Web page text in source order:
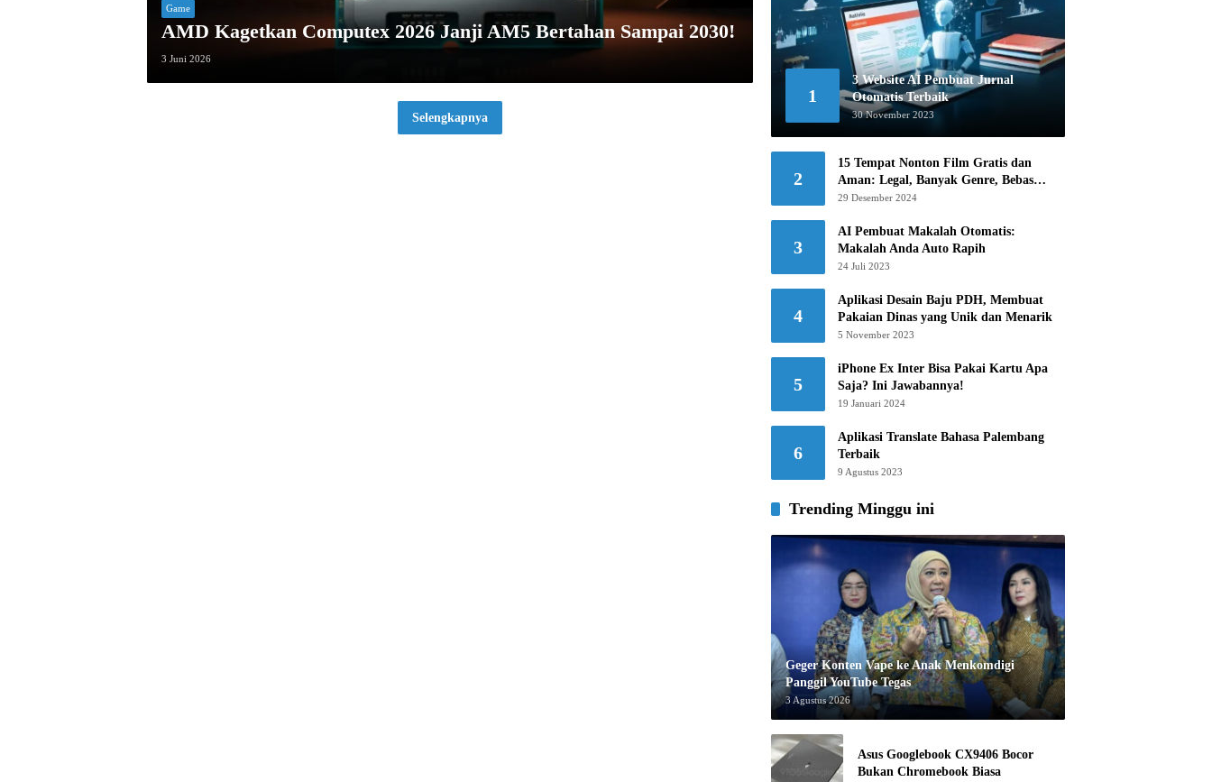
Game
AMD Kagetkan Computex 2026 Janji AM5 Bertahan Sampai 2030!
3 Juni 2026
Selengkapnya
1
3 Website AI Pembuat Jurnal
Otomatis Terbaik
30 November 2023
2
15 Tempat Nonton Film Gratis dan
Aman: Legal, Banyak Genre, Bebas
Khawatir!
29 Desember 2024
3
AI Pembuat Makalah Otomatis:
Makalah Anda Auto Rapih
24 Juli 2023
4
Aplikasi Desain Baju PDH, Membuat
Pakaian Dinas yang Unik dan Menarik
5 November 2023
5
iPhone Ex Inter Bisa Pakai Kartu Apa
Saja? Ini Jawabannya!
19 Januari 2024
6
Aplikasi Translate Bahasa Palembang
Terbaik
9 Agustus 2023
Trending Minggu ini
Geger Konten Vape ke Anak Menkomdigi
Panggil YouTube Tegas
3 Agustus 2026
Asus Googlebook CX9406 Bocor
Bukan Chromebook Biasa